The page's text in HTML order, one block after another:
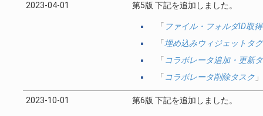
2023-04-01 第5版 下記を追加しました。
「 ファイル・フォルダID取
「埋め込みウィジェットタ
「 コラボレータ追加・更新
「 コラボレータ削除タスク
2023-10-01 第6版 下記を追加しました。